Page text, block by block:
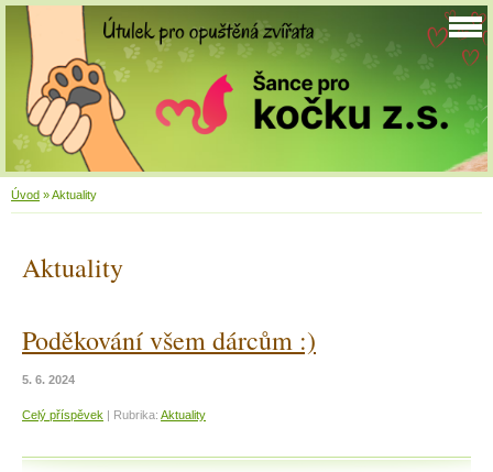
Úvod »Aktuality
Aktuality
Poděkování všem dárcům :)
5. 6. 2024
Celý příspěvek | Rubrika: Aktuality